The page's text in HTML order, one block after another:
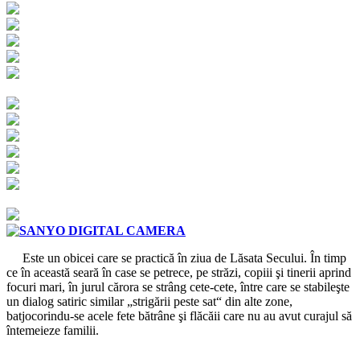
Este un obicei care se practică în ziua de Lăsata Secului. În timp
ce în această seară în case se petrece, pe străzi, copiii şi tinerii aprind
focuri mari, în jurul cărora se strâng cete-cete, între care se stabileşte
un dialog satiric similar „strigării peste sat“ din alte zone,
batjocorindu-se acele fete bătrâne şi flăcăii care nu au avut curajul să
întemeieze familii.